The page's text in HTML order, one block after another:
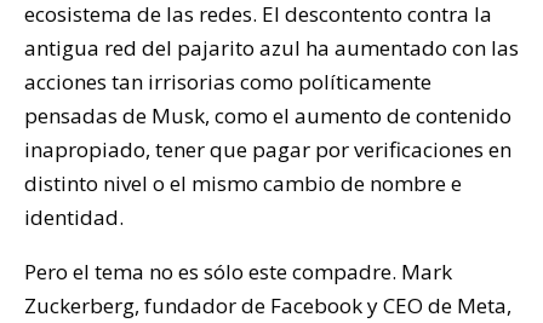
ecosistema de las redes. El descontento contra la
antigua red del pajarito azul ha aumentado con las
acciones tan irrisorias como políticamente
pensadas de Musk, como el aumento de contenido
inapropiado, tener que pagar por verificaciones en
distinto nivel o el mismo cambio de nombre e
identidad.
Pero el tema no es sólo este compadre. Mark
Zuckerberg, fundador de Facebook y CEO de Meta,